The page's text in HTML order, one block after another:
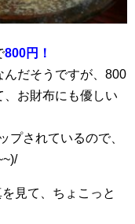
800円！
んだそうですが、800
、お財布にも優しい
プされているので、
見て、ちょこっと